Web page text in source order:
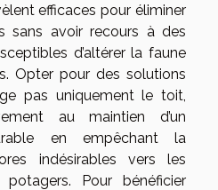
efficaces pour éliminer
sans avoir recours à des
d’altérer la faune
Opter pour des solutions
pas uniquement le toit,
au maintien d’un
en empêchant la
indésirables vers les
Pour bénéficier